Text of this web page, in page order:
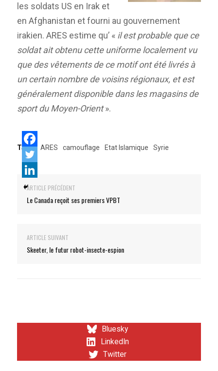
les soldats US en Irak et
en Afghanistan et fourni au gouvernement
irakien. ARES estime qu’ « il est probable que ce
soldat ait obtenu cette uniforme localement vu
que des vêtements de ce motif ont été livrés à
un certain nombre de voisins régionaux, et est
généralement disponible dans les magasins de
sport du Moyen-Orient».
Tags: ARES camouflage Etat Islamique Syrie
ARTICLE PRÉCÉDENT
Le Canada reçoit ses premiers VPBT
ARTICLE SUIVANT
Skeeter, le futur robot-insecte-espion
Bluesky
LinkedIn
Twitter